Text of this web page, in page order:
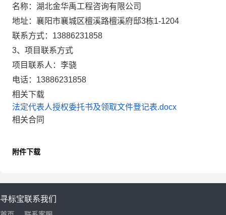
名称： 湖北金华禹工程咨询有限公司
地址： 襄阳市襄城区檀溪路檀溪府邸3栋1-1204
联系方式： 13886231858
3、项目联系方式
项目联系人： 李骁
电话： 13886231858
相关下载
法定代表人授权委托书及领取文件登记表.docx
相关合同
附件下载
寻标宝联系我们